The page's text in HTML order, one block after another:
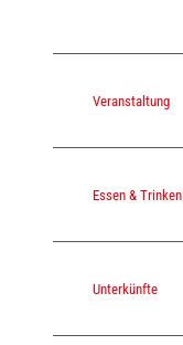
Veranstaltung
Essen & Trinken
Unterkünfte